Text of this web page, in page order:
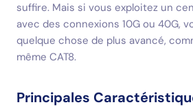
suffire. Mais si vous exploitez un
avec des connexions 10G ou 40G,
quelque chose de plus avancé,
même CAT8.
Principales